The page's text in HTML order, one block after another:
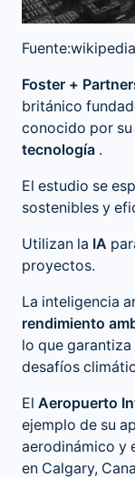
Foster +
británico
conocido por su
tecnología .
El estudio se
sostenibles y
Utilizan la IA
proyectos.
La inteligencia
rendimiento
lo que
desafíos
El Aeropuerto
ejemplo de su
aerodinámico y
en Calgary,